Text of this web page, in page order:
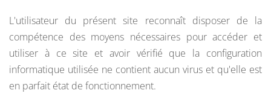
L'utilisateur du présent site reconnaît disposer de la
compétence des moyens nécessaires pour accéder et
utiliser à ce site et avoir vérifié que la configuration
informatique utilisée ne contient aucun virus et qu'elle est
en parfait état de fonctionnement.